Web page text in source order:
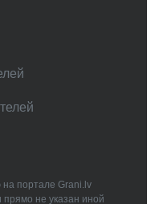
портале Grani.lv
прямо не указан иной